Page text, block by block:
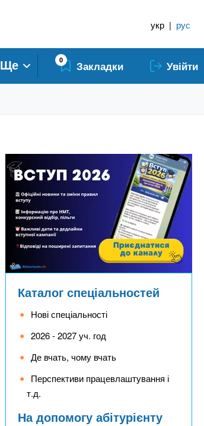
укр | рус
Ще 0 Закладки Увійти
Каталог спеціальностей
Нові спеціальності
2026 - 2027 уч. год
Де вчать, чому вчать
Перспективи працевлаштування і
т.д.
На допомогу абітурієнту